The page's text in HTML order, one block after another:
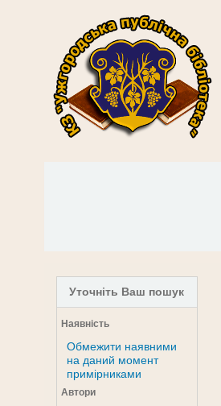
Уточніть Ваш пошук
Наявність
Обмежити наявними
на даний момент
примірниками
Автори